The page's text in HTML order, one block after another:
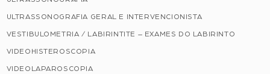
ULTRASSONOGRAFIA GERAL E INTERVENCIONISTA
VESTIBULOMETRIA / LABIRINTITE – EXAMES DO LABIRINTO
VIDEOHISTEROSCOPIA
VIDEOLAPAROSCOPIA